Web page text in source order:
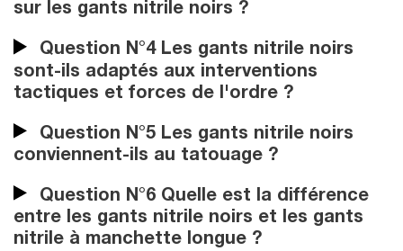
sur les gants nitrile noirs ?
Question N°4 Les gants nitrile noirs
sont-ils adaptés aux interventions
tactiques et forces de l'ordre ?
Question N°5 Les gants nitrile noirs
conviennent-ils au tatouage ?
Question N°6 Quelle est la différence
entre les gants nitrile noirs et les gants
nitrile à manchette longue ?